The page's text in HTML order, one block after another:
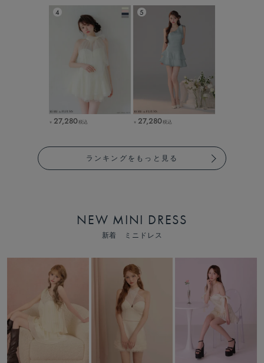
￥ 27,280税込 ￥ 27,280税込
ランキングをもっと見る
NEW MINI DRESS
新着 ミニドレス